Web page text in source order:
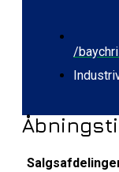
/